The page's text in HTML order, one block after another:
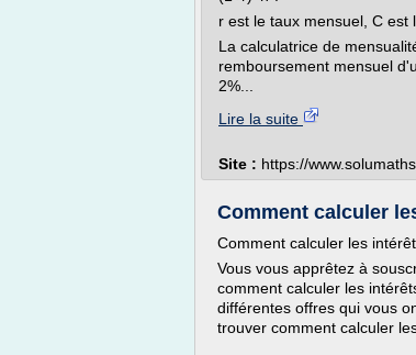
r est le taux mensuel, C est
La calculatrice de
remboursement mensuel
2%...
Lire la suite
Site : https://
Comment calculer
Comment calculer les
Vous vous apprêtez à
comment calculer les
différentes offres qui vous
trouver comment calculer